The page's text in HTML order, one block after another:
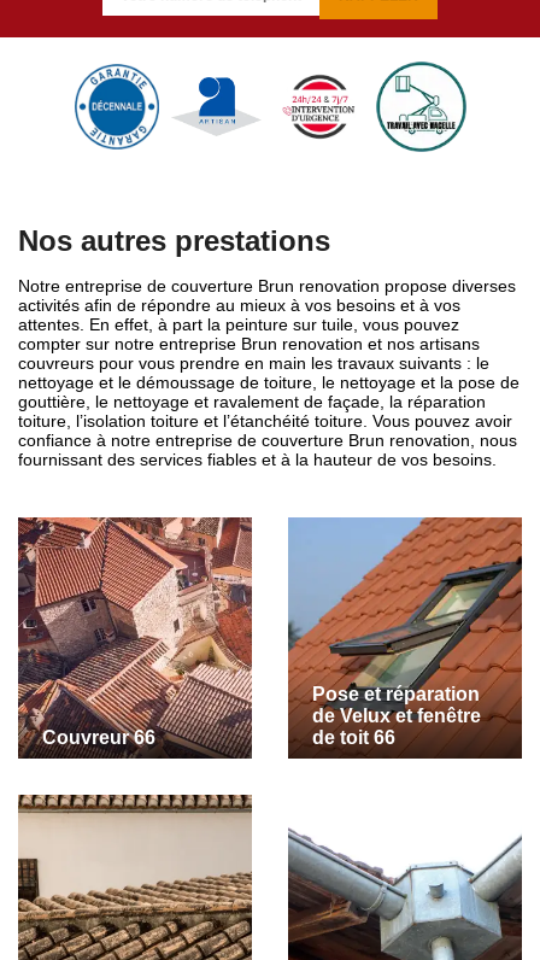
Nos autres prestations
Notre entreprise de couverture Brun renovation propose diverses
activités afin de répondre au mieux à vos besoins et à vos
attentes. En effet, à part la peinture sur tuile, vous pouvez
compter sur notre entreprise Brun renovation et nos artisans
couvreurs pour vous prendre en main les travaux suivants : le
nettoyage et le démoussage de toiture, le nettoyage et la pose de
gouttière, le nettoyage et ravalement de façade, la réparation
toiture, l’isolation toiture et l’étanchéité toiture. Vous pouvez avoir
confiance à notre entreprise de couverture Brun renovation, nous
fournissant des services fiables et à la hauteur de vos besoins.
Couvreur 66
Pose et réparation
de Velux et fenêtre
de toit 66